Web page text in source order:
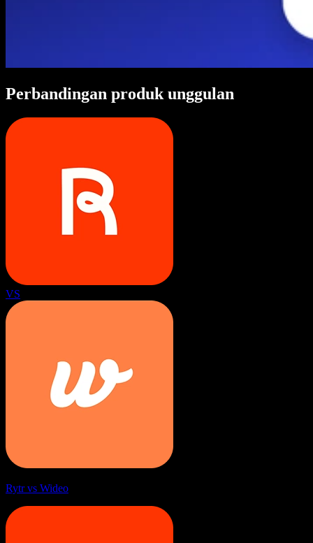
Perbandingan produk unggulan
VS
Rytr vs Wideo